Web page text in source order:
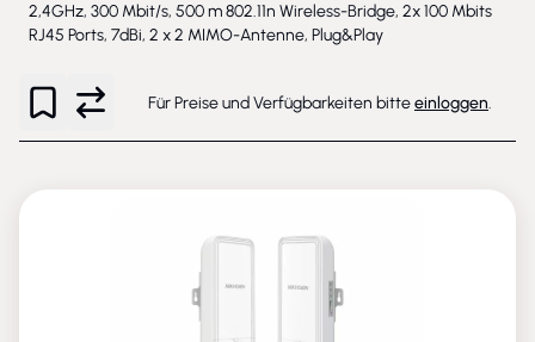
2,4GHz, 300 Mbit/s, 500 m 802.11n Wireless-Bridge, 2x 100 Mbits
RJ45 Ports, 7dBi, 2 x 2 MIMO-Antenne, Plug&Play
Für Preise und Verfügbarkeiten bitteeinloggen.